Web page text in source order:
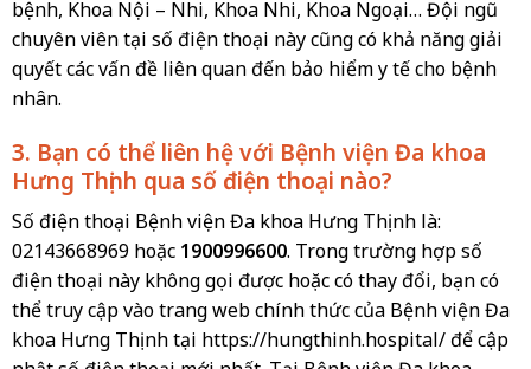
bệnh, Khoa Nội – Nhi, Khoa Nhi, Khoa Ngoại… Đội ngũ
chuyên viên tại số điện thoại này cũng có khả năng giải
quyết các vấn đề liên quan đến bảo hiểm y tế cho bệnh
nhân.
3. Bạn có thể liên hệ với Bệnh viện Đa khoa
Hưng Thịnh qua số điện thoại nào?
Số điện thoại Bệnh viện Đa khoa Hưng Thịnh là:
02143668969 hoặc 1900996600. Trong trường hợp số
điện thoại này không gọi được hoặc có thay đổi, bạn có
thể truy cập vào trang web chính thức của Bệnh viện Đa
khoa Hưng Thịnh tại https://hungthinh.hospital/ để cập